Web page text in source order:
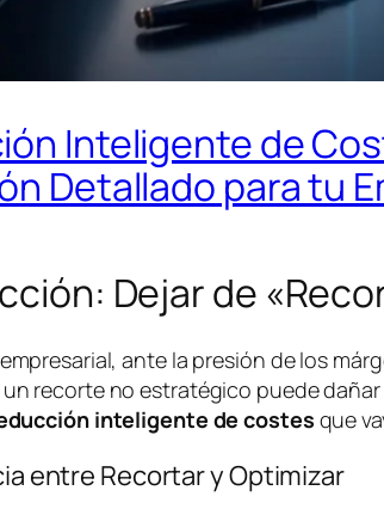
Inteligente de
Detallado para tu
Dejar de
ante la presión de los
recorte no estratégico puede
inteligente de costes que
entre Recortar y Optimizar